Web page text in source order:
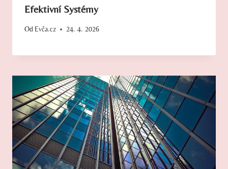
Efektivní Systémy
Od Evča.cz 24. 4. 2026